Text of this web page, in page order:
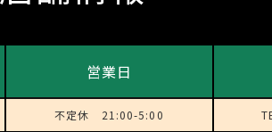
営業日
不定休 21:00-5:00